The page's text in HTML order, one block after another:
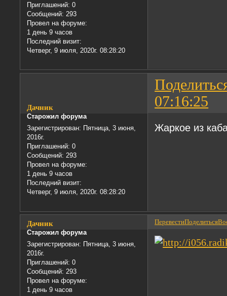
Приглашений: 0
Сообщений: 293
Провел на форуме:
1 день 9 часов
Последний визит:
Четверг, 9 июля, 2020г. 08:28:20
07:16:25
Дачник
Старожил форума
Зарегистрирован: Пятница, 3 июня,
2016г.
Приглашений: 0
Сообщений: 293
Провел на форуме:
1 день 9 часов
Последний визит:
Четверг, 9 июля, 2020г. 08:28:20
Жаркое из
ПеревестиПоделиться
Дачник
Старожил форума
Зарегистрирован: Пятница, 3 июня,
2016г.
Приглашений: 0
Сообщений: 293
Провел на форуме:
1 день 9 часов